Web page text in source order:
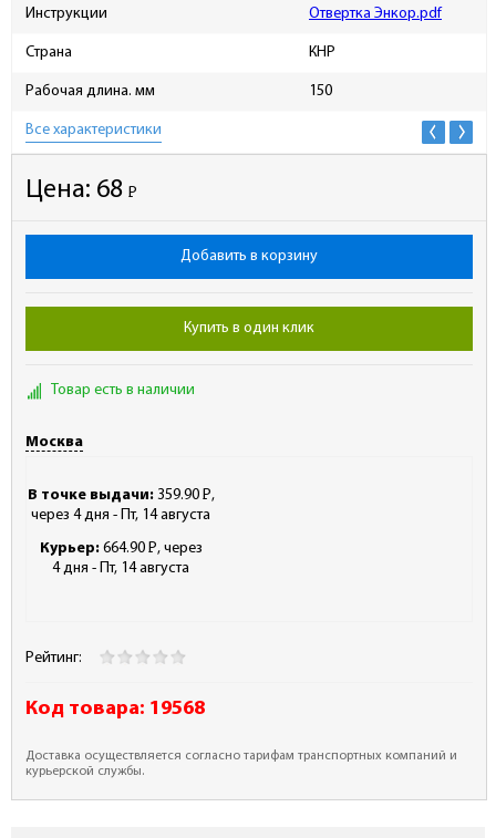
Инструкции Отвертка Энкор.pdf
Страна КНР
Рабочая длина. мм 150
Все характеристики
Цена: 68 Р
-
Добавить в корзину
Купить в один клик
Товар есть в наличии
Москва
В точке выдачи: 359.90 Р
- ,
через 4 дня - Пт, 14 августа
Курьер: 664.90 Р
- , через
4 дня - Пт, 14 августа
Рейтинг:
Код товара: 19568
Доставка осуществляется согласно тарифам транспортных компаний и
курьерской службы.